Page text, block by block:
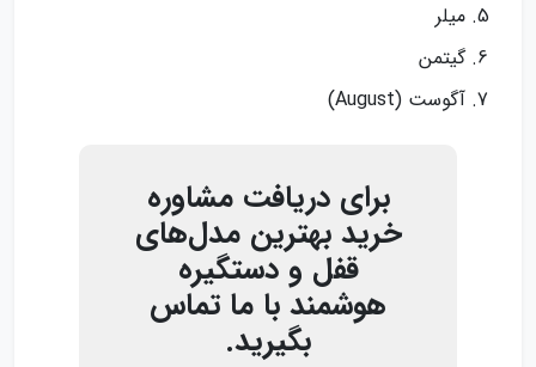
میلر
گیتمن
آگوست (August)
برای دریافت مشاوره
خرید بهترین مدل‌های
قفل و دستگیره
هوشمند با ما تماس
بگیرید.